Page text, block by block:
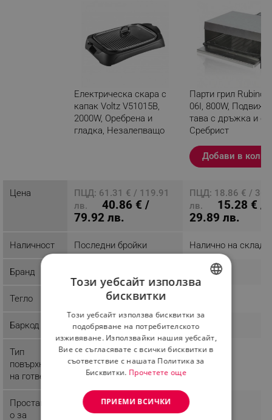
Електрическа скара с
капак Voltz V51015B,
2000W, Оребрена и
гладка, Незалепващо
Парти грил Rubino
06I, 800W,
тава с дръжка и
Сребрист
Добави в
Цена
ПЦД: 61.31 € / 119.91
лв.
40.86 € /
79.92 лв.
ПЦД: 18.86 € /
лв.
15.28 € /
29.89 лв.
Наличност Последни бройки Налично на склад
Бранд Rubino
Тегло
Баркод 3800235302125 38013133
Тип
повърхност
на готвене
Оребрена Гладка
Простанств
о за
Този уебсайт използва
бисквитки
Този уебсайт използва бисквитки за
подобряване на потребителското
изживяване. Използвайки нашия уебсайт,
Вие се съгласявате с всички бисквитки в
съответствие с нашата Политика за
Бисквитки. Прочетете още
ПРИЕМИ ВСИЧКИ